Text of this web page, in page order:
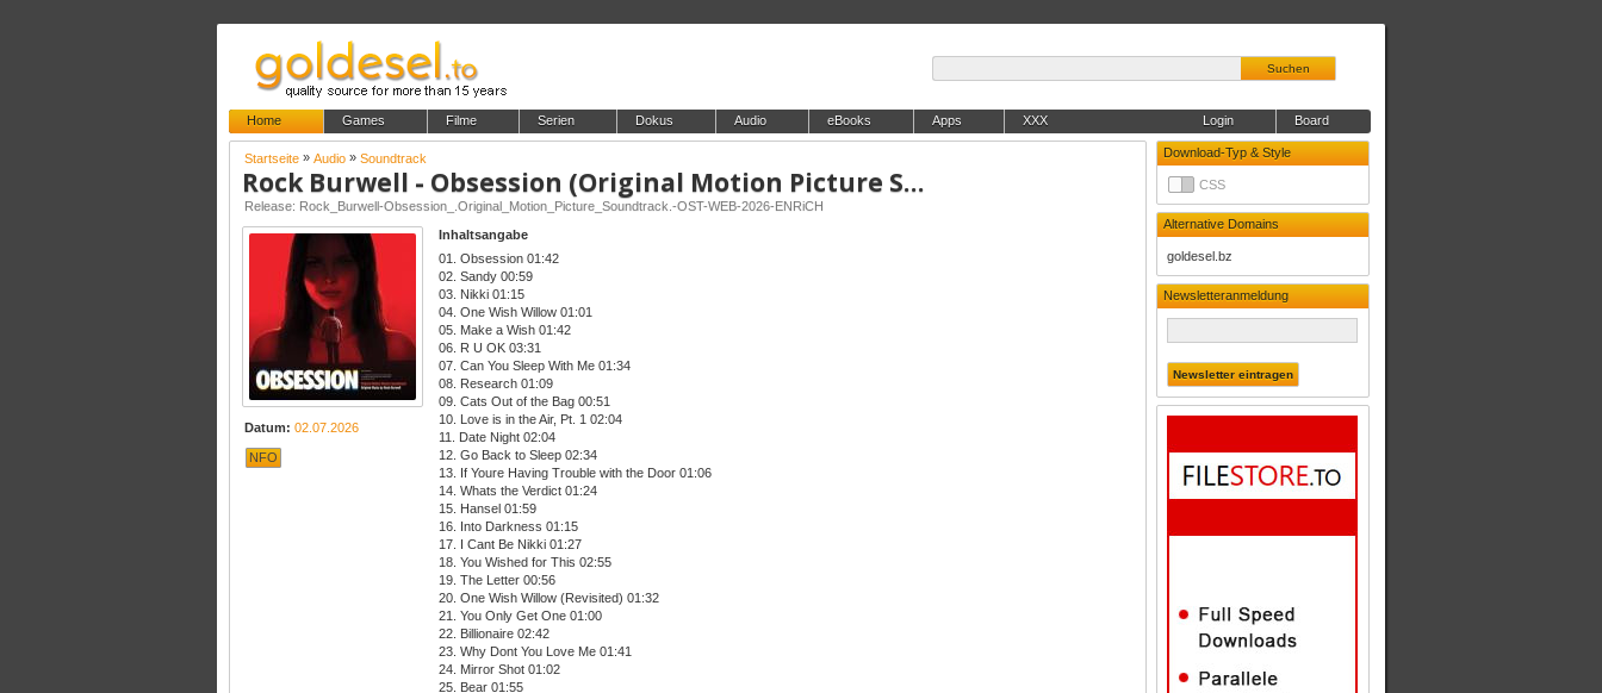
Suchen
Home Games Filme Serien Dokus Audio eBooks Apps XXX Board
Login
Download-Typ & Style
CSS
Alternative Domains
goldesel.bz
Newsletteranmeldung
Startseite » Audio » Soundtrack
Rock Burwell - Obsession (Original Motion Picture Soundtrack)
Release: Rock_Burwell-Obsession_.Original_Motion_Picture_Soundtrack.-OST-WEB-2026-ENRiCH
Datum: 02.07.2026
NFO
Inhaltsangabe
01. Obsession 01:42
02. Sandy 00:59
03. Nikki 01:15
04. One Wish Willow 01:01
05. Make a Wish 01:42
06. R U OK 03:31
07. Can You Sleep With Me 01:34
08. Research 01:09
09. Cats Out of the Bag 00:51
10. Love is in the Air, Pt. 1 02:04
11. Date Night 02:04
12. Go Back to Sleep 02:34
13. If Youre Having Trouble with the Door 01:06
14. Whats the Verdict 01:24
15. Hansel 01:59
16. Into Darkness 01:15
17. I Cant Be Nikki 01:27
18. You Wished for This 02:55
19. The Letter 00:56
20. One Wish Willow (Revisited) 01:32
21. You Only Get One 01:00
22. Billionaire 02:42
23. Why Dont You Love Me 01:41
24. Mirror Shot 01:02
25. Bear 01:55